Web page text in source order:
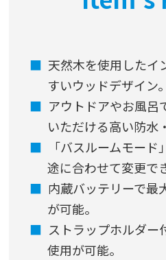
天然木を使用したイ
すいウッドデザイン。
アウトドアやお風呂
いただける高い防水
「バスルームモー
途に合わせて変更で
内蔵バッテリーで最
が可能。
ストラップホルダー
使用が可能。